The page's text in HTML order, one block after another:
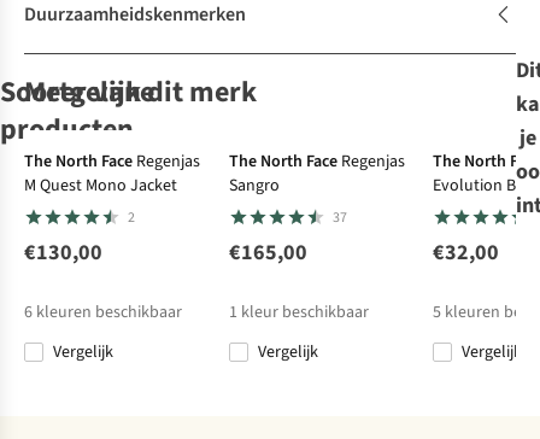
Duurzaamheidskenmerken
Soortgelijke
producten
Patagonia
Trui
M'S '95 Oval
Logo Uprisal
Carhartt
Trui
Marquette
Crewneck
Sweatshirt
Carhartt
Trui
Marquette
Crewneck
Sweatshirt
Carhartt
Trui
Marquette
Logo
Sweatshirt
Meer van dit merk
De keuze van A.S.
The North Face Regenjas
M Quest Mono Jacket
2
€130,00
6 kleuren beschikbaar
Vergelijk
The North Face Regenjas
Sangro
37
€165,00
1 kleur beschikbaar
Vergelijk
The North
Evolution Box
Regular Short
€32,00
5 kleuren
Vergelijk
je